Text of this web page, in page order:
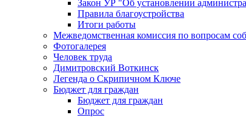
Закон УР "Об установлении
Правила благоустройства
Итоги работы
Межведомственная комиссия по вопросам
Фотогалерея
Человек труда
Димитровский Воткинск
Легенда о Скрипичном Ключе
Бюджет для граждан
Бюджет для граждан
Опрос